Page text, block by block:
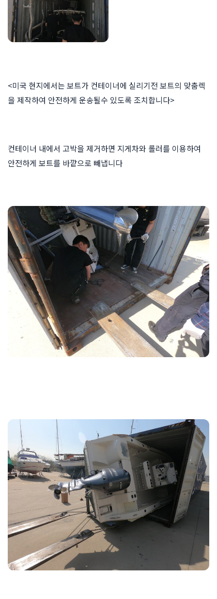
<미국 현지에서는 보트가 컨테이너에 실리기전 보트의 맞춤렉
을 제작하여 안전하게 운송될수 있도록 조치합니다>
컨테이너 내에서 고박을 제거하면 지게차와 롤러를 이용하여
안전하게 보트를 바깥으로 빼냅니다